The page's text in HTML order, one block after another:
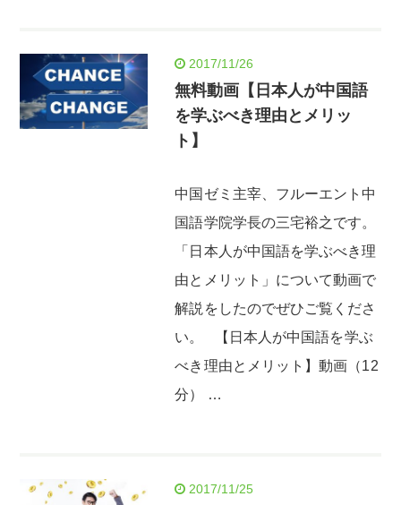
2017/11/26
無料動画【日本人が中国語
を学ぶべき理由とメリッ
ト】
中国ゼミ主宰、フルーエント中
国語学院学長の三宅裕之です。
「日本人が中国語を学ぶべき理
由とメリット」について動画で
解説をしたのでぜひご覧くださ
い。 【日本人が中国語を学ぶ
べき理由とメリット】動画（12
分） …
2017/11/25